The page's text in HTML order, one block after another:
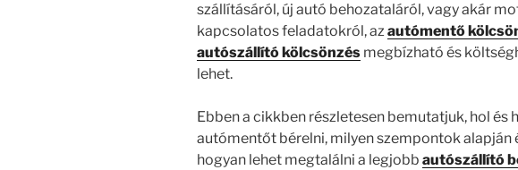
szállításáról, új autó behozataláról, vagy akár
kapcsolatos feladatokról, azautómentő
autószállító kölcsönzés megbízható és
lehet.
Ebben a cikkben részletesen bemutatjuk, hol és
autómentőt bérelni, milyen szempontok alapján
hogyan lehet megtalálni a legjobb autószállító